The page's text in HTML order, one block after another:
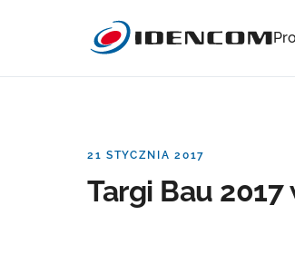
21 STYCZNIA 2017
Targi Bau